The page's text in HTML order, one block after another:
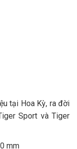
tại Hoa Kỳ, ra đời
Sport và Tiger
mm